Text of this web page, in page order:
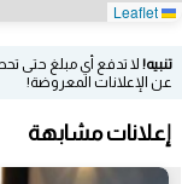
تنبيه! لا تدفع أي مبلغ حتى
عن الإعلانات المعروضة!
إعلانات مشابهة